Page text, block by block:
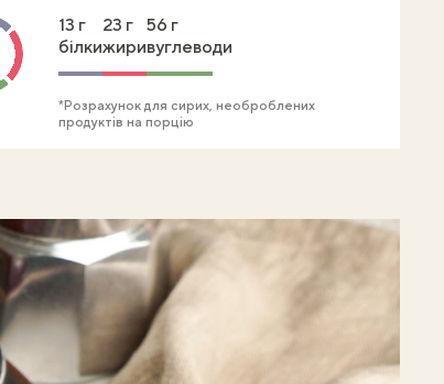
13 г
білки
23 г
жири
56 г
вуглеводи
*Розрахунок для сирих, необроблених
продуктів на порцію